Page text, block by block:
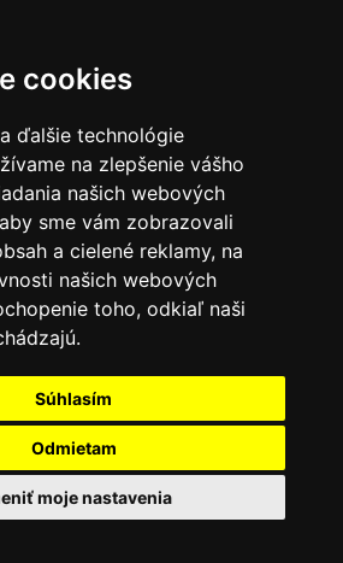
cookies
ďalšie technológie
na zlepšenie vášho
našich webových
sme vám zobrazovali
a cielené reklamy, na
našich webových
toho, odkiaľ naši
Súhlasím
Odmietam
moje nastavenia